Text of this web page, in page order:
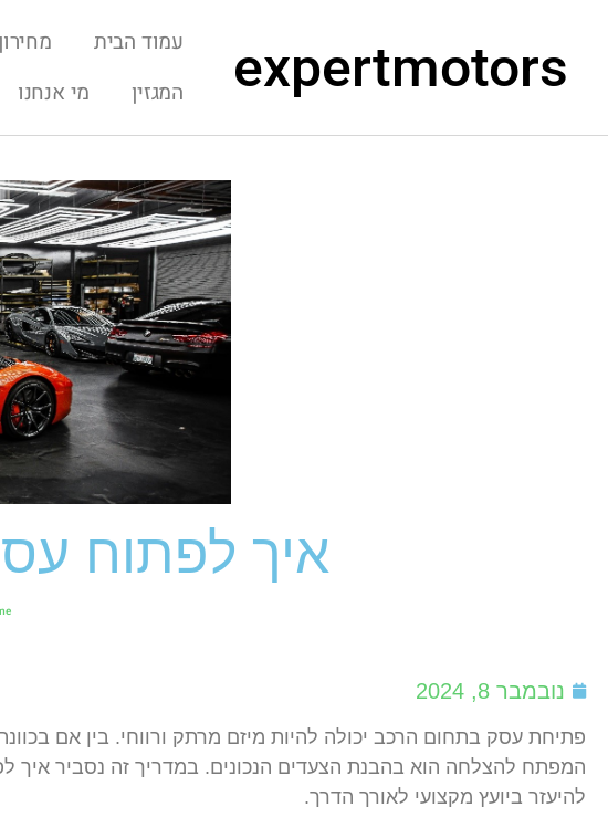
expertmotors עמוד הבית
המגזין
מי אנחנו
איך לפתוח
נובמבר 8, 2024
פתיחת עסק בתחום הרכב יכולה להיות מיזם מרתק ורווחי. בין אם
המפתח להצלחה הוא בהבנת הצעדים הנכונים. במדריך זה נסביר איך
להיעזר ביועץ מקצועי לאורך הדרך.